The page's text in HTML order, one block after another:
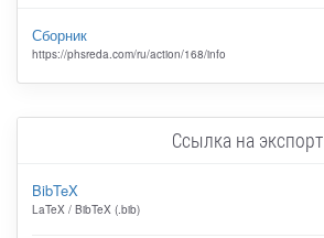
Сборник
https://phsreda.com/ru/action/168/info
Ссылка на экспорт
BibTeX
LaTeX / BibTeX (.bib)